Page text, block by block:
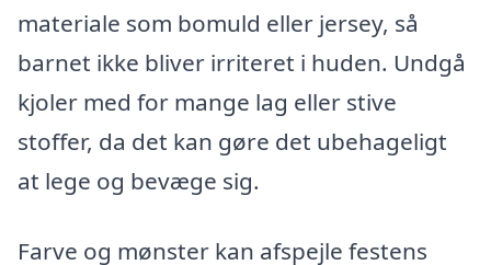
materiale som bomuld eller jersey, så
barnet ikke bliver irriteret i huden. Undgå
kjoler med for mange lag eller stive
stoffer, da det kan gøre det ubehageligt
at lege og bevæge sig.
Farve og mønster kan afspejle festens